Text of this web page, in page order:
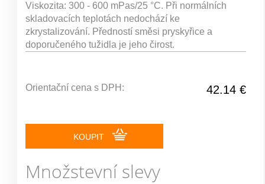
Viskozita: 300 - 600 mPas/25 °C. Při normálních
skladovacích teplotách nedochází ke
zkrystalizování. Předností směsi pryskyřice a
doporučeného tužidla je jeho čirost.
42.14 €
Orientační cena s DPH:
KOUPIT
Množstevní slevy